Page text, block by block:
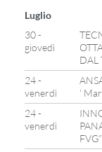
Luglio
30 -
giovedì
DAL
24 -
venerdì
‘
24 -
venerdì
FVG”